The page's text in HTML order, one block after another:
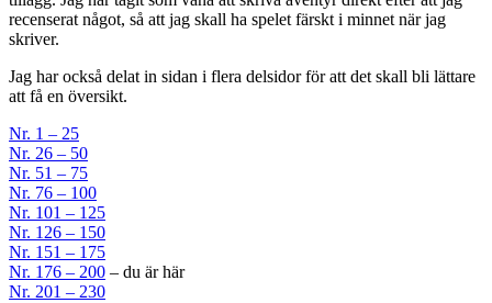
recenserat något, så att jag skall ha spelet färskt i minnet när jag
skriver.
Jag har också delat in sidan i flera delsidor för att det skall bli lättare
att få en översikt.
Nr. 1 – 25
Nr. 26 – 50
Nr. 51 – 75
Nr. 76 – 100
Nr. 101 – 125
Nr. 126 – 150
Nr. 151 – 175
Nr. 176 – 200 – du är här
Nr. 201 – 230